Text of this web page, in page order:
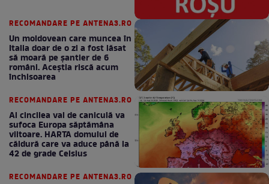
RECOMANDARE PE ANTENA3.RO
Un moldovean care muncea în
Italia doar de o zi a fost lăsat
să moară pe şantier de 6
români. Aceștia riscă acum
închisoarea
RECOMANDARE PE ANTENA3.RO
Al cincilea val de caniculă va
sufoca Europa săptămâna
viitoare. HARTA domului de
căldură care va aduce până la
42 de grade Celsius
RECOMANDARE PE ANTENA3.RO